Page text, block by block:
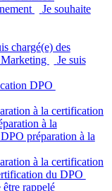
Je souhaite
chargé(e) des
Marketing
Je suis
DPO
à la certification
à la
préparation à la
à la certification
du DPO
être rappelé